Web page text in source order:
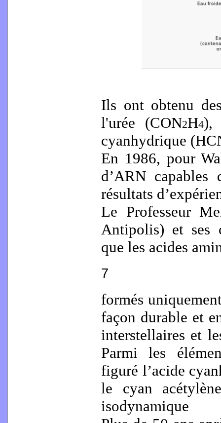
Ils ont obtenu
l'urée (CON2H4),
cyanhydrique
En 1986, pour
d’ARN capables
résultats
Le Professeur
Antipolis) et ses
que les acides
7
formés
façon durable et
interstellaires et
Parmi les
figuré l’acide
le cyan
isodynamique